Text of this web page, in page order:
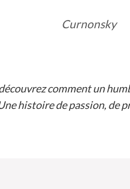
Curnonsky
comment un
histoire de passion, de